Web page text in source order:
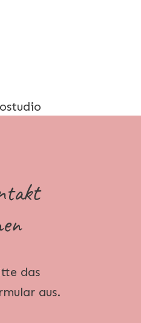
das
aus.